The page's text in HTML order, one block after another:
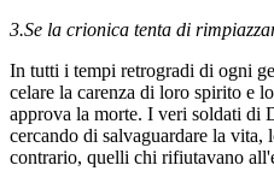
3.Se la crionica tenta di
In tutti i tempi retrogradi di ogni
celare la carenza di loro spirito e
approva la morte. I veri soldati di
cercando di salvaguardare la
contrario, quelli chi rifiutavano